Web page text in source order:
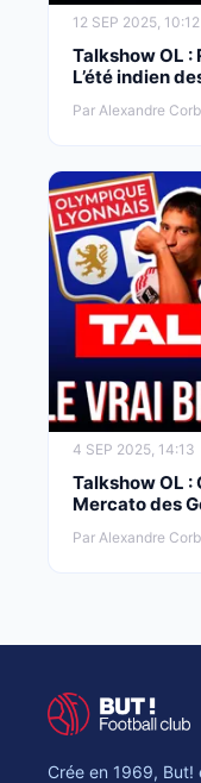
12 SEP 2025, 10:12
Talkshow OL :
L’été indien
Par Alexandre
4 SEP 2025, 14:13
Talkshow OL :
Mercato des
Par Alexandre
Crée en 1969,